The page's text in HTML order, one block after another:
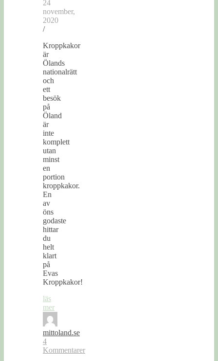
24
november,
2020
/
Kroppkakor
är
Ölands
nationalrätt
och
ett
besök
på
Öland
är
inte
komplett
utan
minst
en
portion
kroppkakor.
En
av
öns
godaste
hittar
du
helt
klart
på
Evas
Kroppkakor!
läs
mer
mittoland.se
4
Kommentarer